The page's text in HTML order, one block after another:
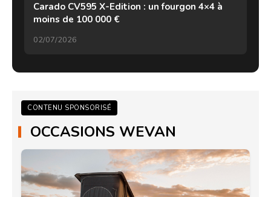
Carado CV595 X-Edition : un fourgon 4×4 à
moins de 100 000 €
02/07/2026
CONTENU SPONSORISÉ
OCCASIONS WEVAN